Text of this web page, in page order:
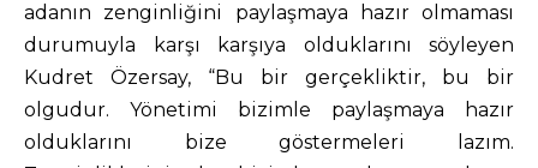
adanın zenginliğini paylaşmaya hazır olmaması
durumuyla karşı karşıya olduklarını söyleyen
Kudret Özersay, “Bu bir gerçekliktir, bu bir
olgudur. Yönetimi bizimle paylaşmaya hazır
olduklarını bize göstermeleri lazım.